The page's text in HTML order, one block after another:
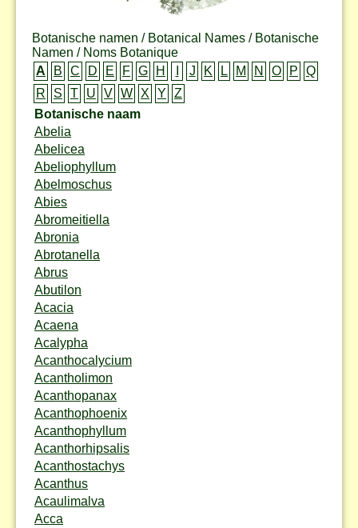
Botanische namen / Botanical Names / Botanische
Namen / Noms Botanique
A
B C D E F G H J K L M N O P
Q
R
S T U V W X Y
Z
Botanische naam
Abelia
Abelicea
Abeliophyllum
Abelmoschus
Abies
Abromeitiella
Abronia
Abrotanella
Abrus
Abutilon
Acacia
Acaena
Acalypha
Acanthocalycium
Acantholimon
Acanthopanax
Acanthophoenix
Acanthophyllum
Acanthorhipsalis
Acanthostachys
Acanthus
Acaulimalva
Acca